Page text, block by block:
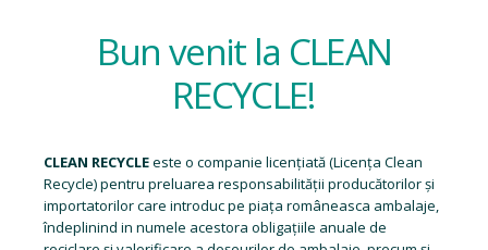
Bun venit la CLEAN
RECYCLE!
CLEAN RECYCLEeste o companie licențiată (Licența Clean
Recycle) pentru preluarea responsabilității producătorilor și
importatorilor care introduc pe piața româneasca ambalaje,
îndeplinind in numele acestora obligațiile anuale de